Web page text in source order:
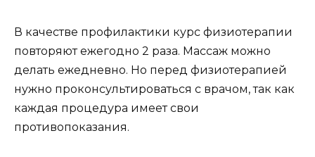
В качестве профилактики курс физиотерапии
повторяют ежегодно 2 раза. Массаж можно
делать ежедневно. Но перед физиотерапией
нужно проконсультироваться с врачом, так как
каждая процедура имеет свои
противопоказания.